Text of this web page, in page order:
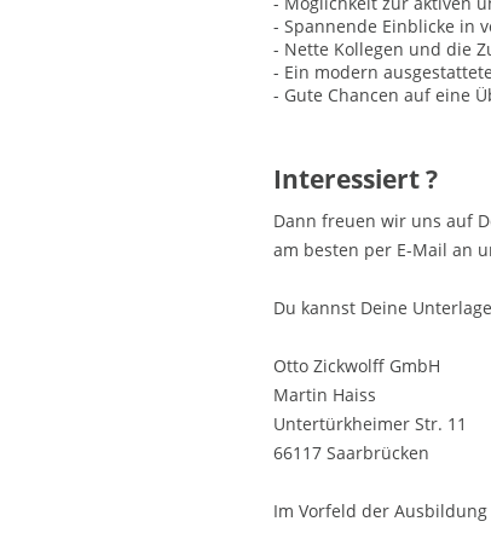
- Spannende Einblicke in
- Nette Kollegen und die
- Ein modern
- Gute Chancen auf eine
Interessiert ?
Dann freuen wir uns auf
am besten per E-Mail an
Du kannst Deine
Otto Zickwolff GmbH
Martin Haiss
Untertürkheimer Str. 11
66117 Saarbrücken
Im Vorfeld der